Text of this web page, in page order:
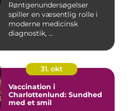
Røntgenundersøgelser
spiller en væsentlig rolle i
moderne medicinsk
diagnostik, ...
31. okt
Vaccination i
Charlottenlund: Sundhed
med et smil